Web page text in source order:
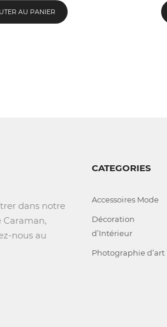
AU PANIER
dans notre
Caraman,
nous au
CATEGORIES
Accessoires Mode
Décoration
d’Intérieur
Photographie d’art